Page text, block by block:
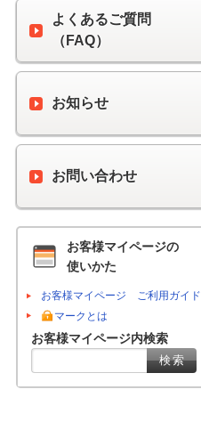
よくあるご質問
（FAQ）
お知らせ
お問い合わせ
お客様マイページの
使いかた
お客様マイページ ご利用ガイド
マークとは
お客様マイページ内検索